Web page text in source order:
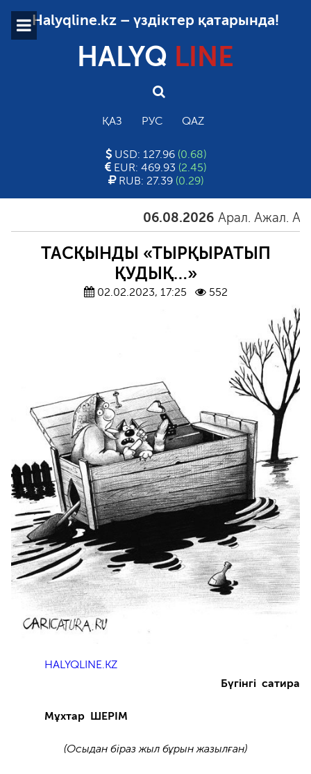
Halyqline.kz – үздіктер қатарында!
HALYQ LINE
ҚАЗ РУС QAZ
USD: 127.96 (0.68)
EUR: 469.93 (2.45)
RUB: 27.39 (0.29)
06.08.2026 Арал. Ажал. Айғақ
ТАСҚЫНДЫ «ТЫРҚЫРАТЫП
ҚУДЫҚ…»
02.02.2023, 17:25 552
HALYQLINE.KZ
Бүгінгі сатира
Мұхтар ШЕРІМ
(Осыдан біраз жыл бұрын жазылған)